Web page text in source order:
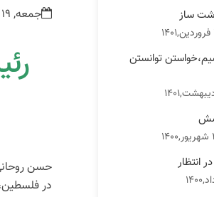
جمعه, 19 دی,1393 07:53 ق.ظ
حسن
در
ساز
توانستن
انتظار